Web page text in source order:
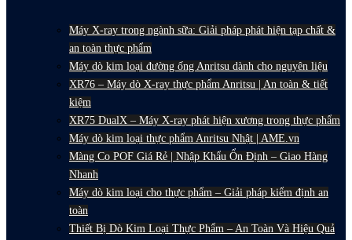
Máy X-ray trong ngành sữa: Giải pháp phát hiện tạp chất &
an toàn thực phẩm
Máy dò kim loại đường ống Anritsu dành cho nguyên liệu
XR76 – Máy dò X-ray thực phẩm Anritsu | An toàn & tiết
kiệm
XR75 DualX – Máy X-ray phát hiện xương trong thực phẩm
Máy dò kim loại thực phẩm Anritsu Nhật | AME.vn
Màng Co POF Giá Rẻ | Nhập Khẩu Ổn Định – Giao Hàng
Nhanh
Máy dò kim loại cho thực phẩm – Giải pháp kiểm định an
toàn
Thiết Bị Dò Kim Loại Thực Phẩm – An Toàn Và Hiệu Quả